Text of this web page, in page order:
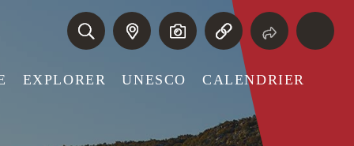
EXPLORER UNESCO CALENDRIER